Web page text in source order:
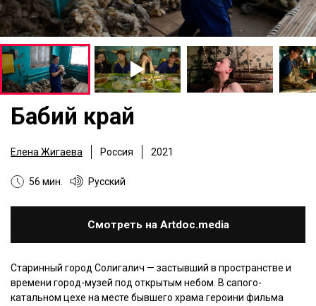
Бабий край
Елена Жигаева Россия 2021
56 мин. Русский
Смотреть на Artdoc.media
Старинный город Солигалич — застывший в пространстве и
времени город-музей под открытым небом. В сапого-
катальном цехе на месте бывшего храма героини фильма